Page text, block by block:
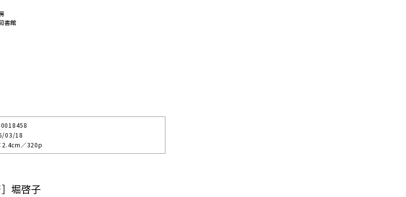
書館
03/18
／320p
堀啓子